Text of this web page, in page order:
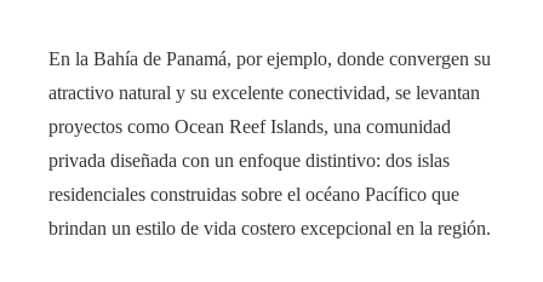
En la Bahía de Panamá, por ejemplo, donde convergen su
atractivo natural y su excelente conectividad, se levantan
proyectos como Ocean Reef Islands, una comunidad
privada diseñada con un enfoque distintivo: dos islas
residenciales construidas sobre el océano Pacífico que
brindan un estilo de vida costero excepcional en la región.